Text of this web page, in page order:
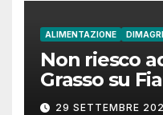
ALIMENTAZIONE
Non riesco
Grasso su
cause e
29 SETTEMBRE